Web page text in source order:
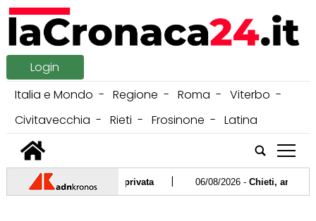
Login
Italia e Mondo
Regione Roma
Viterbo
Civitavecchia
Rieti Frosinone
Latina
tap
Roccella in forma privata| 06/08/2026 -Chieti, anziana